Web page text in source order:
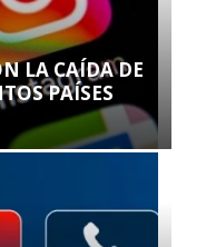
LA CAÍDA DE
PAÍSES